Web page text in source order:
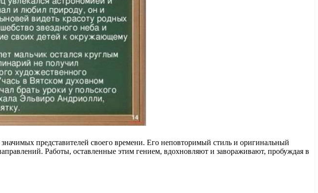
представителей своего времени. Его неповторимый стиль и оригинальный
Работы, оставленные этим гением, вдохновляют и завораживают, пробуждая в